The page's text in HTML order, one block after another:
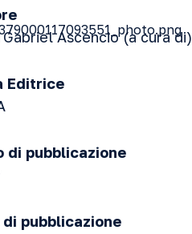
Gabriel Ascencio (a cura di)
Editrice
di pubblicazione
di pubblicazione